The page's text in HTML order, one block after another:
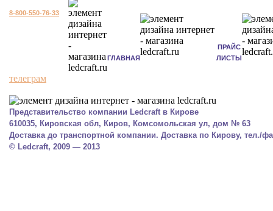
8-800-550-76-33
ГЛАВНАЯ
ПРАЙС
ЛИСТЫ
телеграм
Представительство компании Ledcraft в Кирове
610035, Кировская обл, Киров, Комсомольская ул, дом № 63
Доставка до транспортной компании. Доставка по Кирову, тел./
© Ledcraft, 2009 — 2013